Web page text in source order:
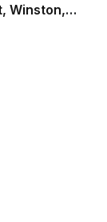
Winston,